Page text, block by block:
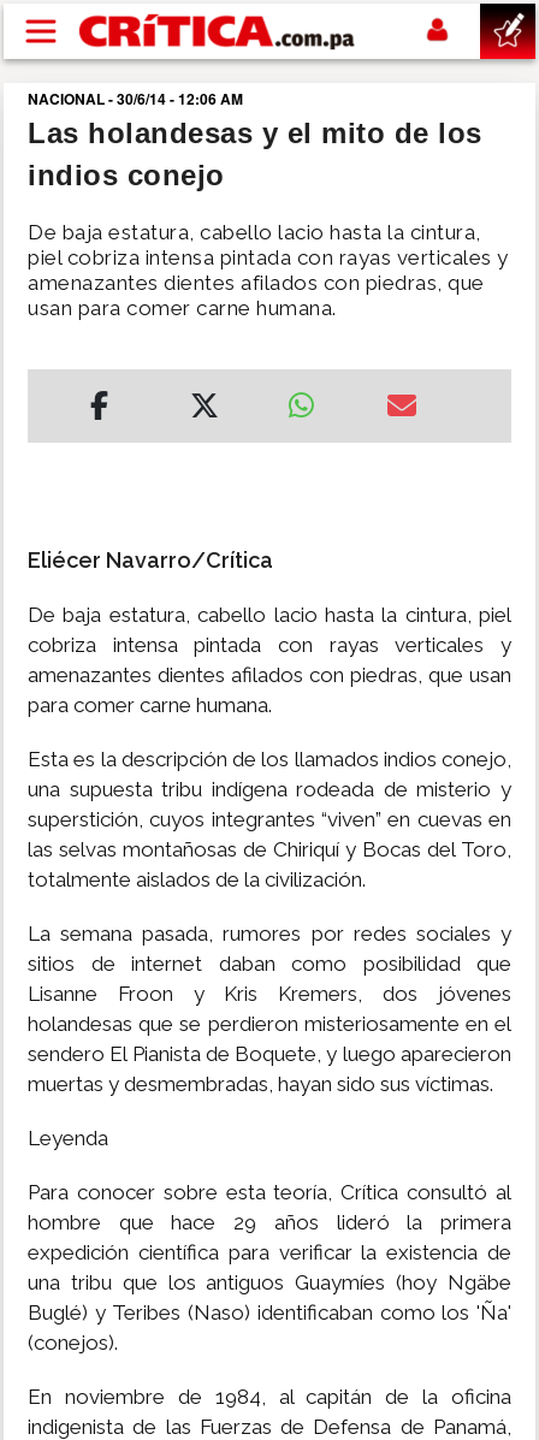
Pasar al contenido principal
buscar
SUCESOS
NACIONAL
POLÍTICA
DEPORTES
MULTIMEDIA
IMPRESO
NACIONAL - 30/6/14 - 12:06 AM
Las holandesas y el mito de los
indios conejo
De baja estatura, cabello lacio hasta la cintura,
piel cobriza intensa pintada con rayas verticales y
amenazantes dientes afilados con piedras, que
usan para comer carne humana.
Eliécer Navarro/Crítica
De baja estatura, cabello lacio hasta la cintura, piel
cobriza intensa pintada con rayas verticales y
amenazantes dientes afilados con piedras, que usan
para comer carne humana.
Esta es la descripción de los llamados indios conejo,
una supuesta tribu indígena rodeada de misterio y
superstición, cuyos integrantes “viven” en cuevas en
las selvas montañosas de Chiriquí y Bocas del Toro,
totalmente aislados de la civilización.
La semana pasada, rumores por redes sociales y
sitios de internet daban como posibilidad que
Lisanne Froon y Kris Kremers, dos jóvenes
holandesas que se perdieron misteriosamente en el
sendero El Pianista de Boquete, y luego aparecieron
muertas y desmembradas, hayan sido sus víctimas.
Leyenda
Para conocer sobre esta teoría, Crítica consultó al
hombre que hace 29 años lideró la primera
expedición científica para verificar la existencia de
una tribu que los antiguos Guaymíes (hoy Ngäbe
Buglé) y Teribes (Naso) identificaban como los 'Ña'
(conejos).
En noviembre de 1984, al capitán de la oficina
indigenista de las Fuerzas de Defensa de Panamá,